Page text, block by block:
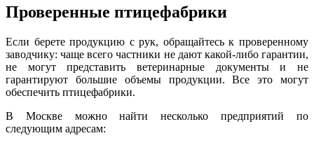
Проверенные птицефабрики
Если берете продукцию с рук, обращайтесь к проверенному
заводчику: чаще всего частники не дают какой-либо гарантии,
не могут представить ветеринарные документы и не
гарантируют большие объемы продукции. Все это могут
обеспечить птицефабрики.
В Москве можно найти несколько предприятий по
следующим адресам: